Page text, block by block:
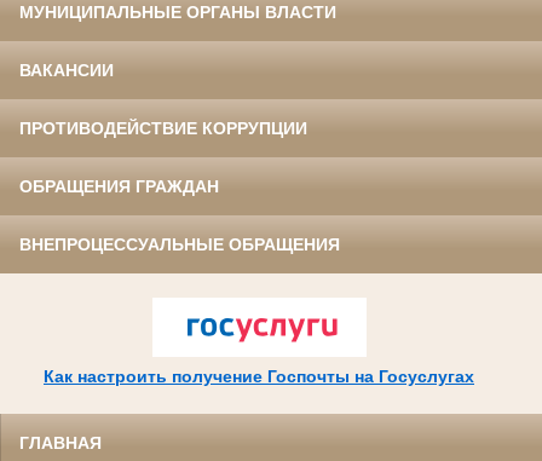
МУНИЦИПАЛЬНЫЕ ОРГАНЫ ВЛАСТИ
ВАКАНСИИ
ПРОТИВОДЕЙСТВИЕ КОРРУПЦИИ
ОБРАЩЕНИЯ ГРАЖДАН
ВНЕПРОЦЕССУАЛЬНЫЕ ОБРАЩЕНИЯ
Как настроить получение Госпочты на Госуслугах
ГЛАВНАЯ